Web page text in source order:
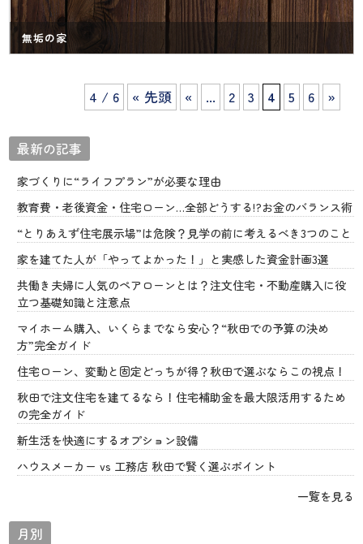
無垢の家
4 / 6 « 先頭 « ... 2 3 4 5 6 »
最新の記事
家づくりに“ライフプラン”が必要な理由
教育費・老後資金・住宅ローン…全部どうする!?お金のバランス術
“とりあえず住宅展示場”は危険？見学の前に考えるべき3つのこと
家を建てた人が「やってよかった！」と実感した資金計画3選
共働き夫婦に人気のペアローンとは？注文住宅・不動産購入に役
立つ基礎知識と注意点
マイホーム購入、いくらまでなら安心？“秋田での予算の決め
方”完全ガイド
住宅ローン、変動と固定どっちが得？秋田で選ぶならこの視点！
秋田で注文住宅を建てるなら！住宅補助金を最大限活用するため
の完全ガイド
新生活を快適にするオプション設備
ハウスメーカー vs 工務店 秋田で賢く選ぶポイント
一覧を見る
月別